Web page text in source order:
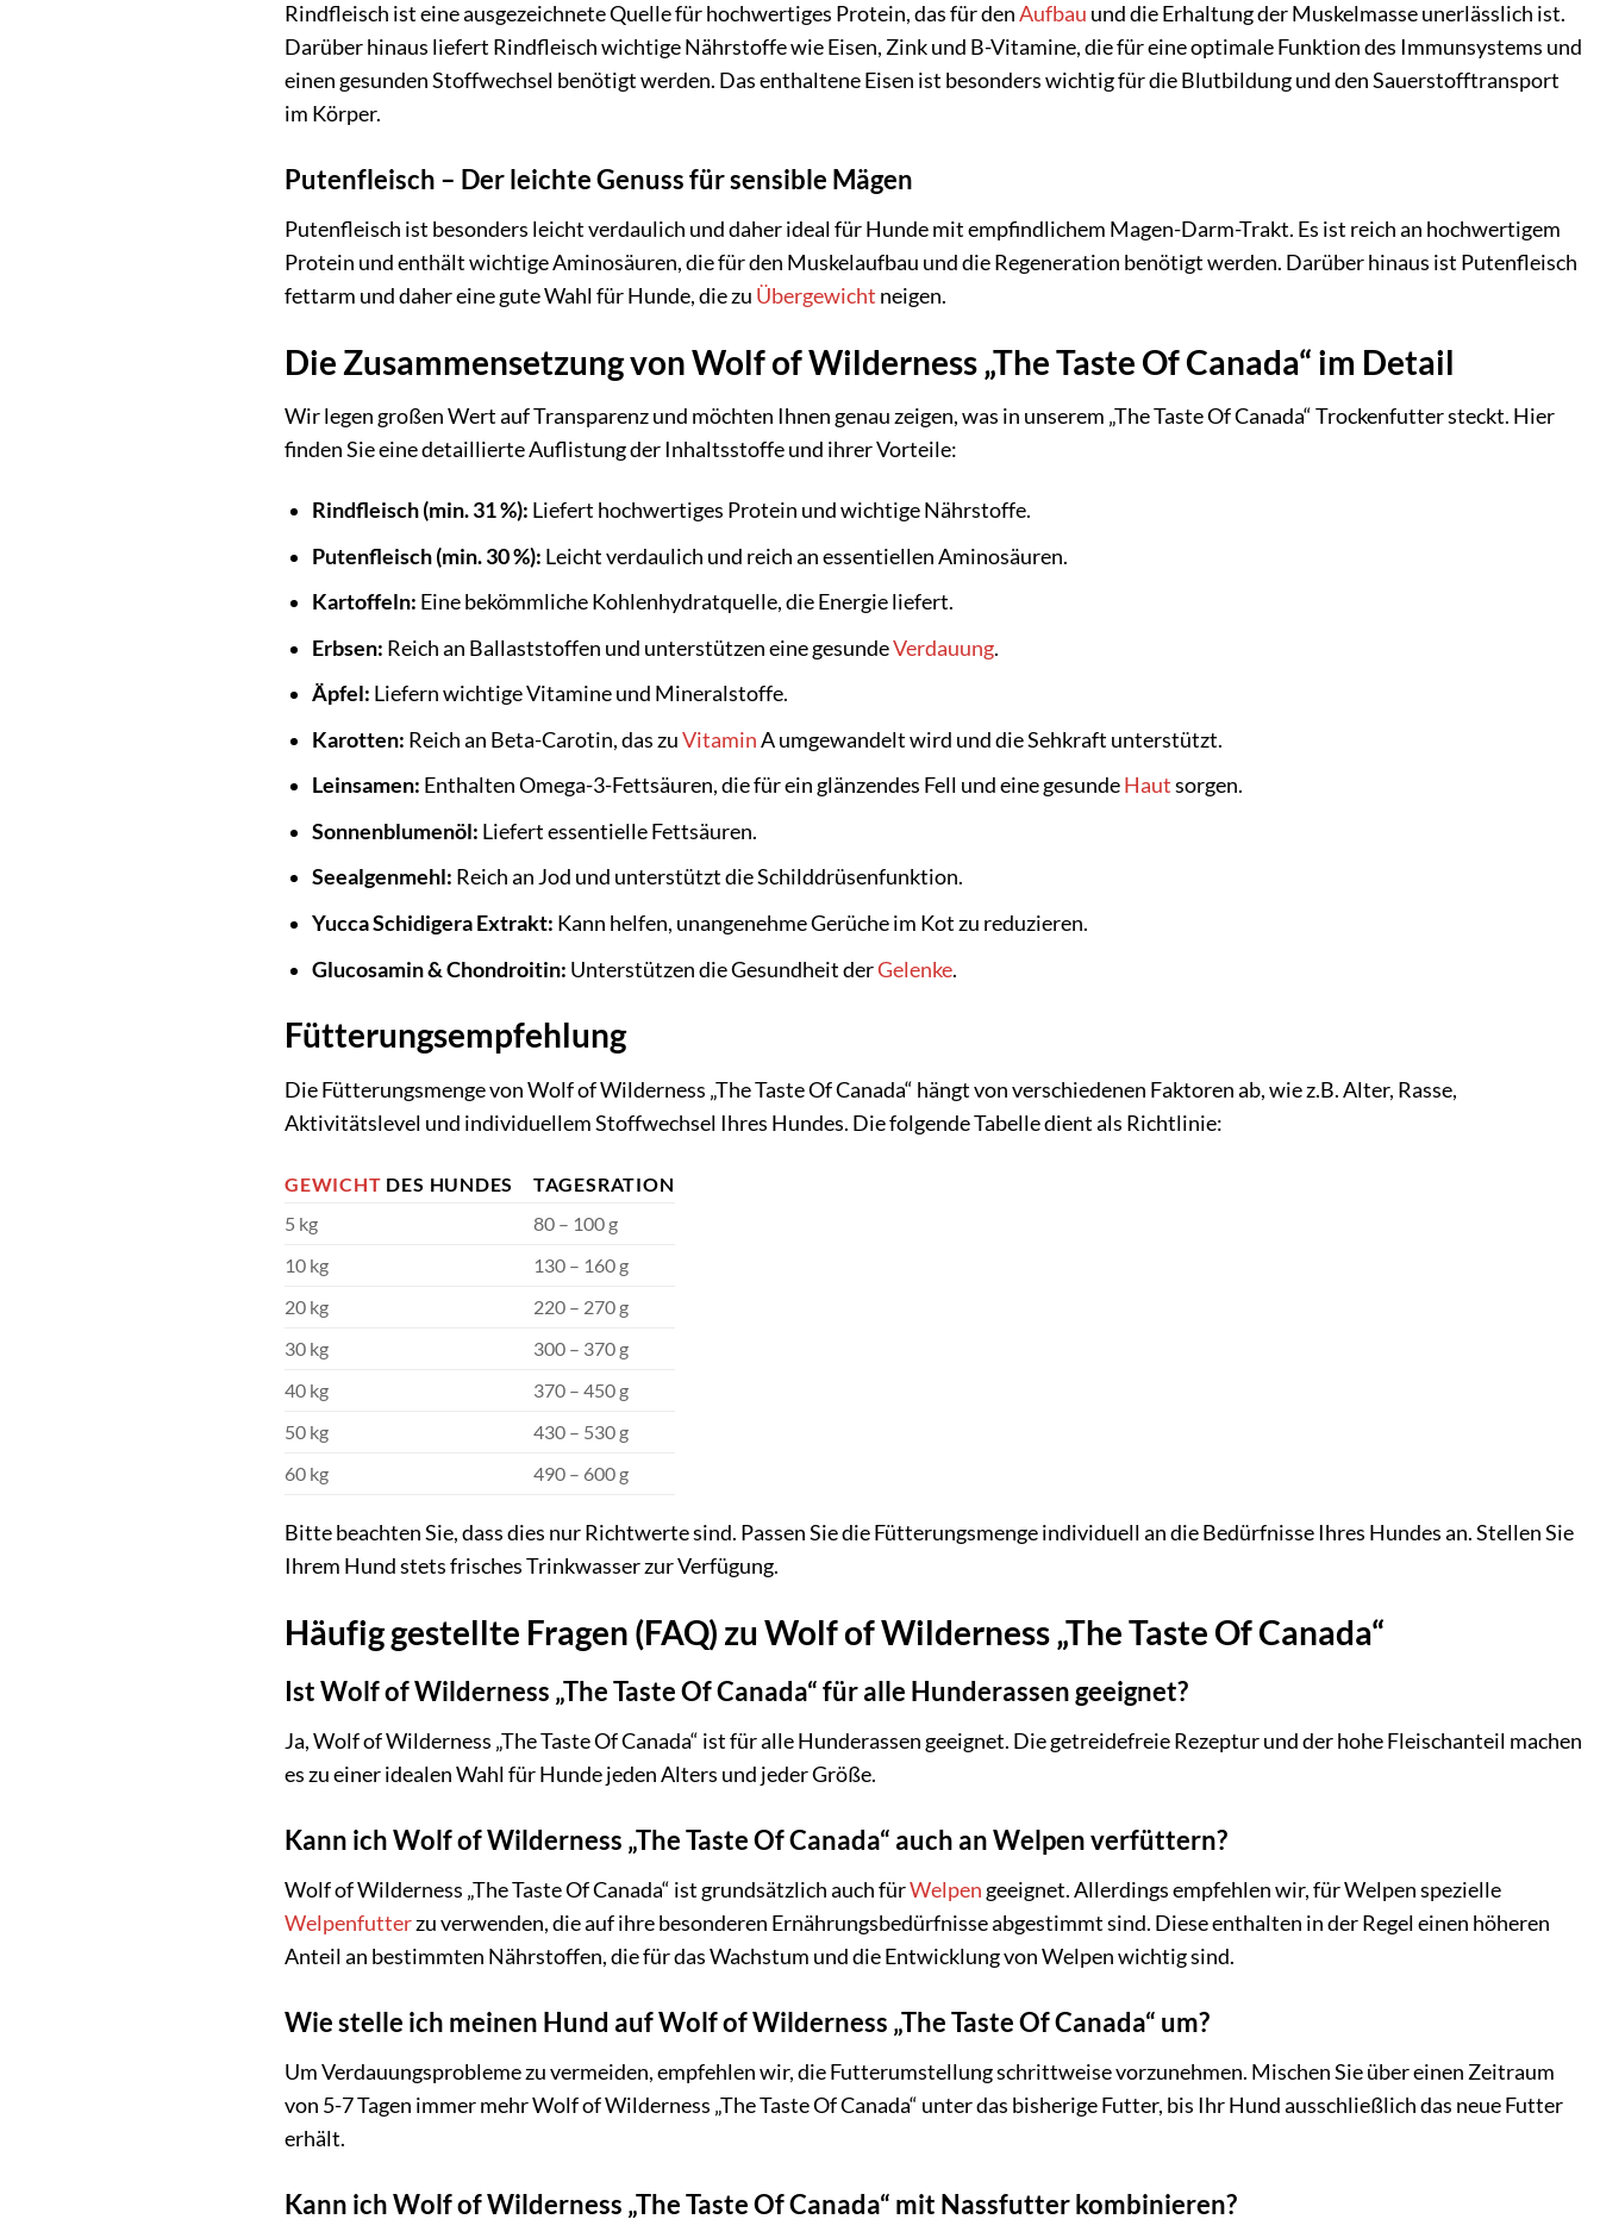
Rindfleisch ist eine ausgezeichnete Quelle für hochwertiges Protein, das für denAufbau und die Erhaltung der Muskelmasse unerlässlich ist.
Darüber hinaus liefert Rindfleisch wichtige Nährstoffe wie Eisen, Zink und B-Vitamine, die für eine optimale Funktion des Immunsystems und
einen gesunden Stoffwechsel benötigt werden. Das enthaltene Eisen ist besonders wichtig für die Blutbildung und den Sauerstofftransport
im Körper.
Putenfleisch – Der leichte Genuss für sensible Mägen
Putenfleisch ist besonders leicht verdaulich und daher ideal für Hunde mit empfindlichem Magen-Darm-Trakt. Es ist reich an hochwertigem
Protein und enthält wichtige Aminosäuren, die für den Muskelaufbau und die Regeneration benötigt werden. Darüber hinaus ist Putenfleisch
fettarm und daher eine gute Wahl für Hunde, die zu Übergewicht neigen.
Die Zusammensetzung von Wolf of Wilderness „The Taste Of Canada“ im Detail
Wir legen großen Wert auf Transparenz und möchten Ihnen genau zeigen, was in unserem „The Taste Of Canada“ Trockenfutter steckt. Hier
finden Sie eine detaillierte Auflistung der Inhaltsstoffe und ihrer Vorteile:
Rindfleisch (min. 31 %): Liefert hochwertiges Protein und wichtige Nährstoffe.
Putenfleisch (min. 30 %): Leicht verdaulich und reich an essentiellen Aminosäuren.
Kartoffeln: Eine bekömmliche Kohlenhydratquelle, die Energie liefert.
Erbsen: Reich an Ballaststoffen und unterstützen eine gesundeVerdauung.
Äpfel: Liefern wichtige Vitamine und Mineralstoffe.
Karotten: Reich an Beta-Carotin, das zuVitaminA umgewandelt wird und die Sehkraft unterstützt.
Leinsamen: Enthalten Omega-3-Fettsäuren, die für ein glänzendes Fell und eine gesundeHautsorgen.
Sonnenblumenöl: Liefert essentielle Fettsäuren.
Seealgenmehl: Reich an Jod und unterstützt die Schilddrüsenfunktion.
Yucca Schidigera Extrakt: Kann helfen, unangenehme Gerüche im Kot zu reduzieren.
Glucosamin & Chondroitin: Unterstützen die Gesundheit derGelenke.
Fütterungsempfehlung
Die Fütterungsmenge von Wolf of Wilderness „The Taste Of Canada“ hängt von verschiedenen Faktoren ab, wie z.B. Alter, Rasse,
Aktivitätslevel und individuellem Stoffwechsel Ihres Hundes. Die folgende Tabelle dient als Richtlinie:
GEWICHT DES HUNDES
TAGESRATION
5 kg
80 – 100 g
10 kg
130 – 160 g
20 kg
220 – 270 g
30 kg
300 – 370 g
40 kg
370 – 450 g
50 kg
430 – 530 g
60 kg
490 – 600 g
Bitte beachten Sie, dass dies nur Richtwerte sind. Passen Sie die Fütterungsmenge individuell an die Bedürfnisse Ihres Hundes an. Stellen Sie
Ihrem Hund stets frisches Trinkwasser zur Verfügung.
Häufig gestellte Fragen (FAQ) zu Wolf of Wilderness „The Taste Of Canada“
Ist Wolf of Wilderness „The Taste Of Canada“ für alle Hunderassen geeignet?
Ja, Wolf of Wilderness „The Taste Of Canada“ ist für alle Hunderassen geeignet. Die getreidefreie Rezeptur und der hohe Fleischanteil machen
es zu einer idealen Wahl für Hunde jeden Alters und jeder Größe.
Kann ich Wolf of Wilderness „The Taste Of Canada“ auch an Welpen verfüttern?
Wolf of Wilderness „The Taste Of Canada“ ist grundsätzlich auch fürWelpen geeignet. Allerdings empfehlen wir, für Welpen spezielle
Welpenfutterzu verwenden, die auf ihre besonderen Ernährungsbedürfnisse abgestimmt sind. Diese enthalten in der Regel einen höheren
Anteil an bestimmten Nährstoffen, die für das Wachstum und die Entwicklung von Welpen wichtig sind.
Wie stelle ich meinen Hund auf Wolf of Wilderness „The Taste Of Canada“ um?
Um Verdauungsprobleme zu vermeiden, empfehlen wir, die Futterumstellung schrittweise vorzunehmen. Mischen Sie über einen Zeitraum
von 5-7 Tagen immer mehr Wolf of Wilderness „The Taste Of Canada“ unter das bisherige Futter, bis Ihr Hund ausschließlich das neue Futter
erhält.
Kann ich Wolf of Wilderness „The Taste Of Canada“ mit Nassfutter kombinieren?